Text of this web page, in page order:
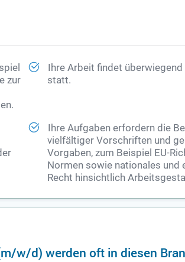
zur
Ihre Arbeit findet
statt.
Ihre Aufgaben erfordern die
vielfältiger Vorschriften und
Vorgaben, zum Beispiel EU-
Normen sowie nationales und
Recht hinsichtlich
w/d) werden oft in diesen